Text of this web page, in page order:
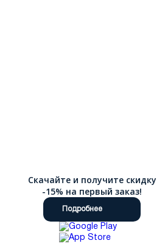
Скачайте и получите скидку
-15% на первый заказ!
Подробнее